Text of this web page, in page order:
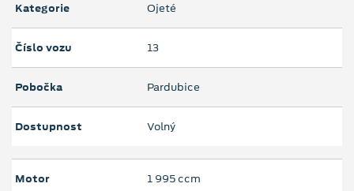
Kategorie Ojeté
Číslo vozu 13
Pobočka Pardubice
Dostupnost Volný
Motor 1 995 ccm